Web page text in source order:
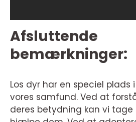
Afsluttende
bemærkninger:
Los dyr har en speciel plads
vores samfund. Ved at
deres betydning kan vi